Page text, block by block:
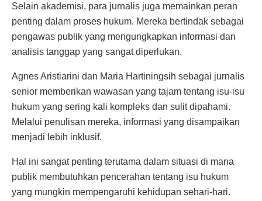
Selain akademisi, para jurnalis juga memainkan peran
penting dalam proses hukum. Mereka bertindak sebagai
pengawas publik yang mengungkapkan informasi dan
analisis tanggap yang sangat diperlukan.
Agnes Aristiarini dan Maria Hartiningsih sebagai jurnalis
senior memberikan wawasan yang tajam tentang isu-isu
hukum yang sering kali kompleks dan sulit dipahami.
Melalui penulisan mereka, informasi yang disampaikan
menjadi lebih inklusif.
Hal ini sangat penting terutama dalam situasi di mana
publik membutuhkan pencerahan tentang isu hukum
yang mungkin mempengaruhi kehidupan sehari-hari.